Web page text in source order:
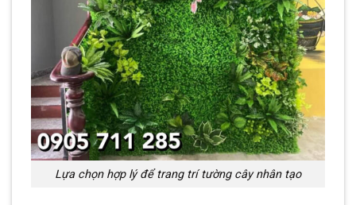
Lựa chọn hợp lý để trang trí tường cây nhân tạo